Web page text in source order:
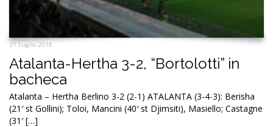
21 Luglio 2018
Atalanta-Hertha 3-2, “Bortolotti” in
bacheca
Atalanta – Hertha Berlino 3-2 (2-1) ATALANTA (3-4-3): Berisha
(21′ st Gollini); Toloi, Mancini (40′ st Djimsiti), Masiello; Castagne
(31′ […]